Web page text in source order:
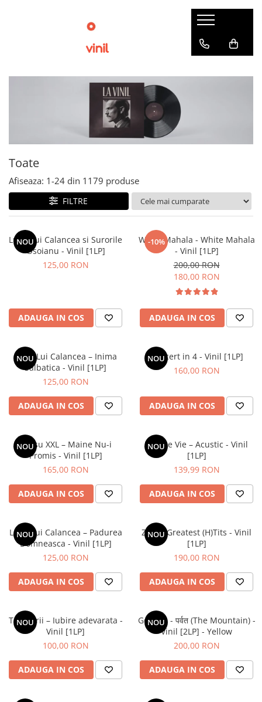
Toate
Afiseaza: 1-24 din 1179 produse
FILTRE
NOU
Lupii Lui Calancea si Surorile
Osoianu - Vinil [1LP]
125,00 RON
ADAUGA IN COS
-10%
White Mahala - White Mahala
- Vinil [1LP]
200,00 RON
180,00 RON
ADAUGA IN COS
NOU
Lupii Lui Calancea – Inima
Salbatica - Vinil [1LP]
125,00 RON
ADAUGA IN COS
NOU
Concert in 4 - Vinil [1LP]
160,00 RON
ADAUGA IN COS
NOU
Grasu XXL – Maine Nu-i
Promis - Vinil [1LP]
165,00 RON
ADAUGA IN COS
NOU
Vita De Vie – Acustic - Vinil
[1LP]
139,99 RON
ADAUGA IN COS
NOU
Lupii Lui Calancea – Padurea
Domneasca - Vinil [1LP]
125,00 RON
ADAUGA IN COS
NOU
ZOB – Greatest (H)Tits - Vinil
[1LP]
190,00 RON
ADAUGA IN COS
NOU
Tapinarii – Iubire adevarata -
Vinil [1LP]
100,00 RON
ADAUGA IN COS
NOU
Gorillaz - पर्वत (The Mountain) -
Vinil [2LP] - Yellow
200,00 RON
ADAUGA IN COS